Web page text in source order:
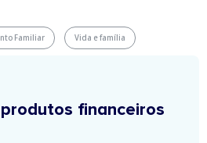
Familiar Vida e família
financeiros